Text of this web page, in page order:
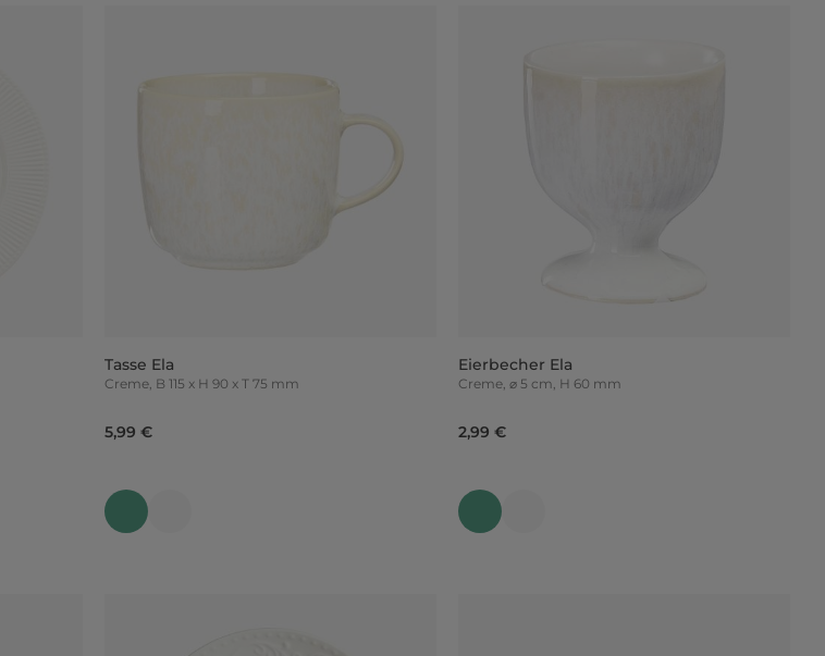
Tasse Ela
Creme, B 115 x H 90 x T 75 mm
5,99 €
Eierbecher Ela
Creme, ⌀ 5 cm, H 60 mm
2,99 €